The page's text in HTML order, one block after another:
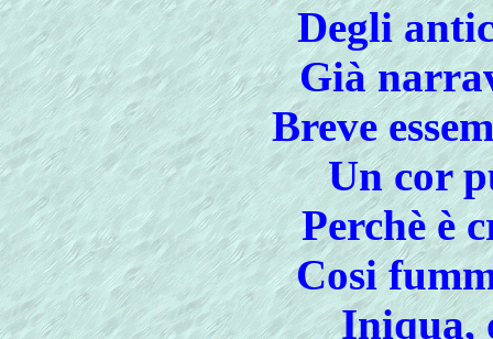
Degli
Già
Breve
Un cor
Perchè è
Cosi
Iniqua,